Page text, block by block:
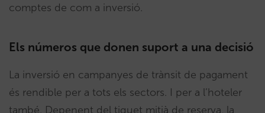
comptes de com a inversió.
Els números que donen suport a una decisió
La inversió en campanyes de trànsit de pagament
és rendible per a tots els sectors. I per a l’hoteler
també. Depenent del tiquet mitjà de reserva, la